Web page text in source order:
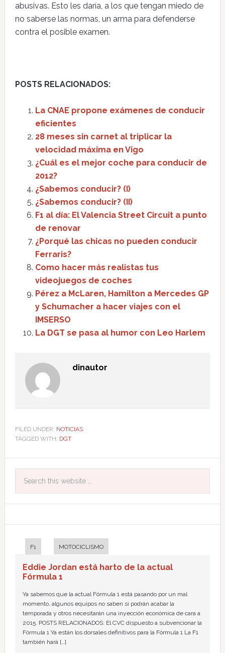
abusivas. Esto les daría, a los que tengan miedo de
no saberse las normas, un arma para defenderse
contra el posible examen.
POSTS RELACIONADOS:
La CNAE propone exámenes de conducir
eficientes
28 meses sin carnet al triplicar la
velocidad máxima en Vigo
¿Cuál es el mejor coche para conducir de
2012?
¿Sabemos conducir? (I)
¿Sabemos conducir? (II)
F1 al día: El Valencia Street Circuit a punto
de renovar
¿Porqué las chicas no pueden conducir
Ferraris?
Como hacer más realistas tus
videojuegos de coches
Pérez a McLaren, Hamilton a Mercedes GP
y Schumacher a hacer viajes con el
IMSERSO
La DGT se pasa al humor con Leo Harlem
dinautor
FILED UNDER: NOTICIAS
TAGGED WITH: DGT
F1 MOTOCICLISMO
Eddie Jordan está harto de la actual
Fórmula 1
Ya sabemos que la actual Fórmula 1 está pasando por un mal
momento, algunos equipos no saben si podrán acabar la
temporada y otros necesitarán una inyección económica de cara a
2015. POSTS RELACIONADOS: El CVC dispuesto a subvencionar la
Fórmula 1 Ya están los dorsales definitivos para la Fórmula 1 La F1
también hará […]